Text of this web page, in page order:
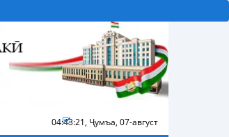
04:43:21, Ҷумъа, 07-август